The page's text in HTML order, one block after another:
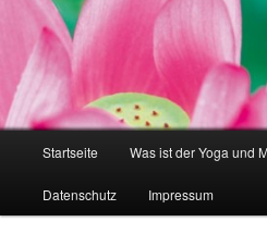
Startseite Was ist der Yoga und
Datenschutz Impressum